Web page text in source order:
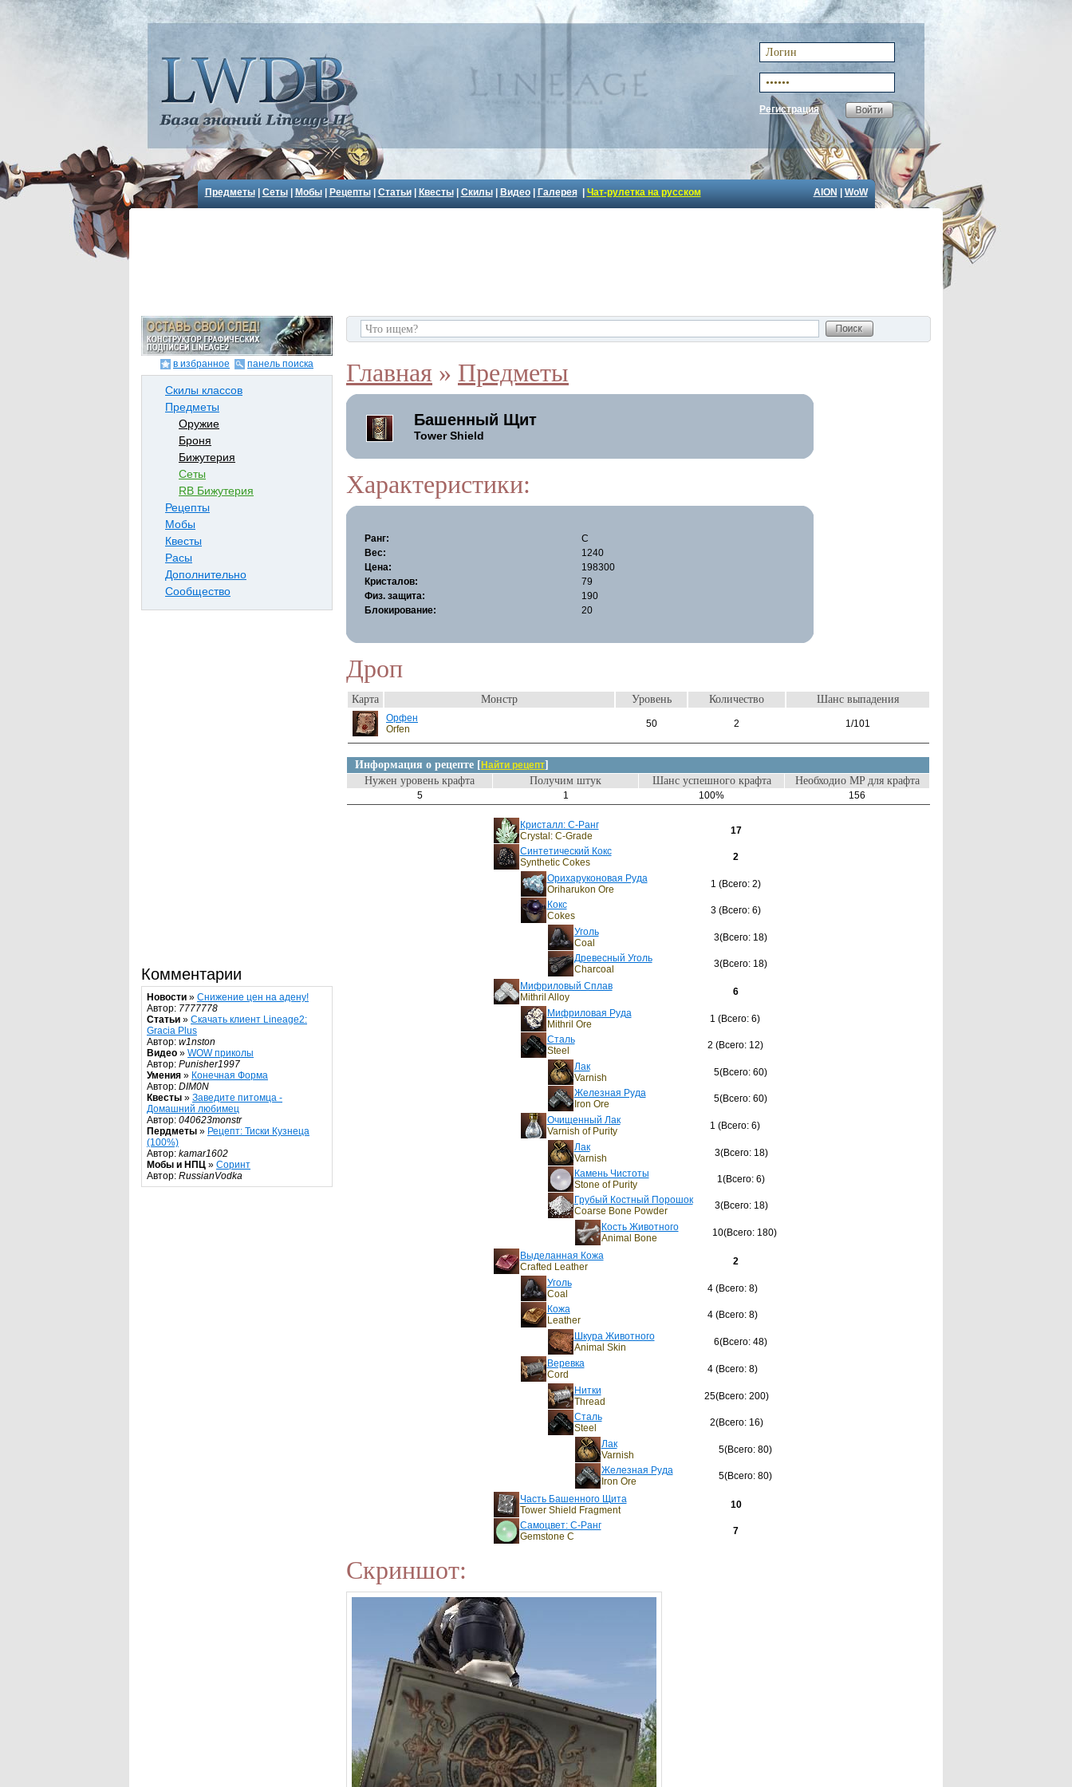
Регистрация
Предметы| Сеты| Мобы| Рецепты| Статьи| Квесты| Скилы| Видео| Галерея| Чат-рулетка на русском AION WoW
в избранное панель поиска
Скилы классов
Предметы
Оружие
Броня
Бижутерия
Сеты
RB Бижутерия
Рецепты
Мобы
Квесты
Расы
Дополнительно
Сообщество
Комментарии
Новости » Снижение цен на адену!
Автор: 7777778
Статьи » Скачать клиент Lineage2:
Gracia Plus
Автор: w1nston
Видео » WOW приколы
Автор: Punisher1997
Умения » Конечная Форма
Автор: DIM0N
Квесты » Заведите питомца -
Домашний любимец
Автор: 040623monstr
Пердметы » Рецепт: Тиски Кузнеца
(100%)
Автор: kamar1602
Мобы и НПЦ » Соринт
Автор: RussianVodka
Главная » Предметы
Башенный Щит
Tower Shield
Характеристики:
Ранг:
C
Вес:
1240
Цена:
198300
Кристалов:
79
Физ. защита:
190
Блокирование:
20
Дроп
Карта Монстр Уровень Количество Шанс выпадения
Орфен
Orfen
50 2 1/101
Информация о рецепте [ Найти рецепт]
Нужен уровень крафта
Получим штук Шанс успешного крафта Необходио MP для крафта
5 1 100% 156
Кристалл: C-Ранг
Crystal: C-Grade
17
Синтетический Кокс
Synthetic Cokes
2
Орихаруконовая Руда
Oriharukon Ore
1 (Всего: 2)
Кокс
Cokes
3 (Всего: 6)
Уголь
Coal
3(Всего: 18)
Древесный Уголь
Charcoal
3(Всего: 18)
Мифриловый Сплав
Mithril Alloy
6
Мифриловая Руда
Mithril Ore
1 (Всего: 6)
Сталь
Steel
2 (Всего: 12)
Лак
Varnish
5(Всего: 60)
Железная Руда
Iron Ore
5(Всего: 60)
Очищенный Лак
Varnish of Purity
1 (Всего: 6)
Лак
Varnish
3(Всего: 18)
Камень Чистоты
Stone of Purity
1(Всего: 6)
Грубый Костный Порошок
Coarse Bone Powder
3(Всего: 18)
Кость Животного
Animal Bone
10(Всего: 180)
Выделанная Кожа
Crafted Leather
2
Уголь
Coal
4 (Всего: 8)
Кожа
Leather
4 (Всего: 8)
Шкура Животного
Animal Skin
6(Всего: 48)
Веревка
Cord
4 (Всего: 8)
Нитки
Thread
25(Всего: 200)
Сталь
Steel
2(Всего: 16)
Лак
Varnish
5(Всего: 80)
Железная Руда
Iron Ore
5(Всего: 80)
Часть Башенного Щита
Tower Shield Fragment
10
Самоцвет: C-Ранг
Gemstone C
7
Скриншот: